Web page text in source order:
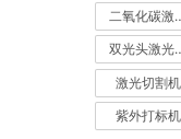
二氧化
双光
激光切割机
紫外打标机